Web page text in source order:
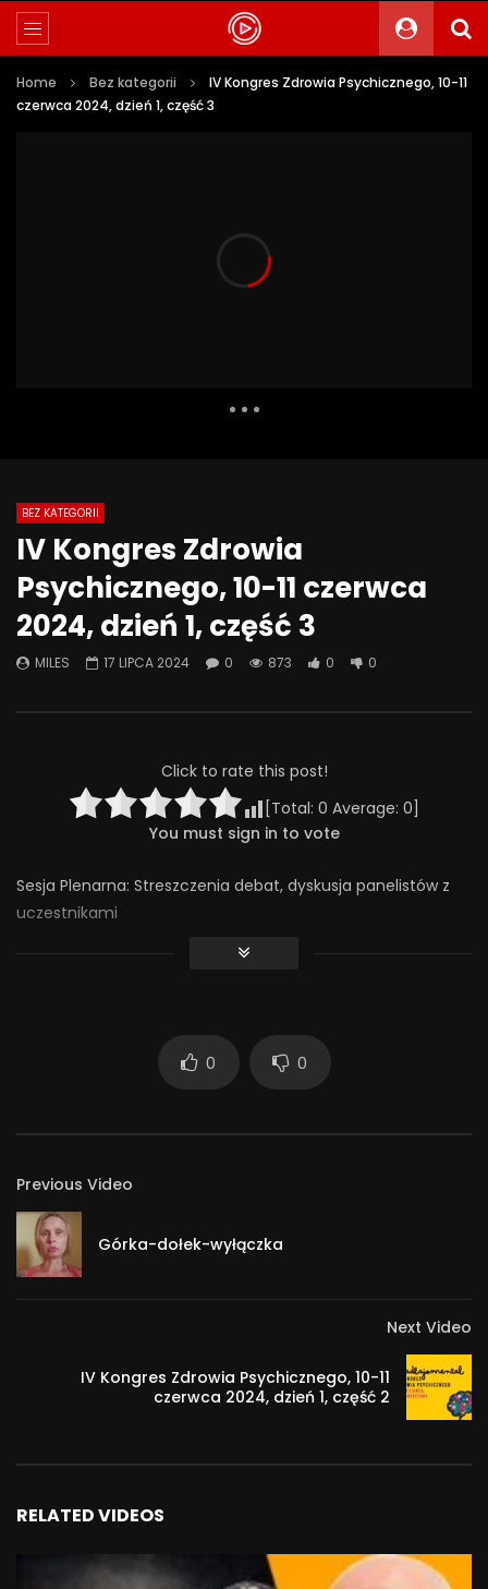
Home Bez kategorii
IV Kongres Zdrowia Psychicznego, 10-11
czerwca 2024, dzień 1, część 3
Alkohol, leki antydepresyjne (SSRI)
i benzodiazepiny – FATALNE
połączenie? | Misja Psychiatria
#143
23 GRUDNIA 2025
23 GRUDNIA 2025
BEZ KATEGORII
IV Kongres Zdrowia
Psychicznego, 10-11 czerwca
2024, dzień 1, część 3
MILES 17 LIPCA 2024 0 873 0 0
Click to rate this post!
[Total: 0 Average: 0]
You must sign in to vote
Sesja Plenarna: Streszczenia debat, dyskusja panelistów z
uczestnikami
0 0
Previous Video
Górka-dołek-wyłączka
Next Video
IV Kongres Zdrowia Psychicznego, 10-11
czerwca 2024, dzień 1, część 2
RELATED VIDEOS